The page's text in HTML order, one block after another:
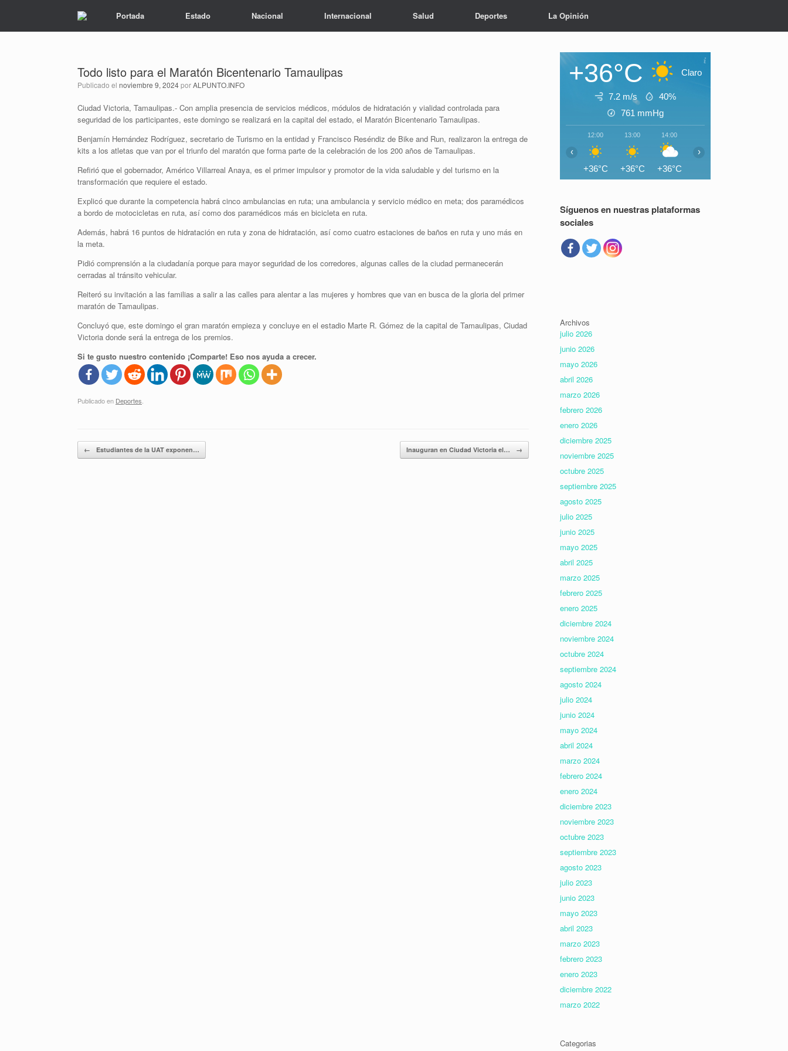
Portada Estado Nacional Internacional Salud Deportes La Opinión
Todo listo para el Maratón Bicentenario Tamaulipas
Publicado el noviembre 9, 2024porALPUNTO.INFO
Ciudad Victoria, Tamaulipas.- Con amplia presencia de servicios médicos, módulos de hidratación y vialidad controlada para
seguridad de los participantes, este domingo se realizará en la capital del estado, el Maratón Bicentenario Tamaulipas.
Benjamín Hernández Rodríguez, secretario de Turismo en la entidad y Francisco Reséndiz de Bike and Run, realizaron la entrega de
kits a los atletas que van por el triunfo del maratón que forma parte de la celebración de los 200 años de Tamaulipas.
Refirió que el gobernador, Américo Villarreal Anaya, es el primer impulsor y promotor de la vida saludable y del turismo en la
transformación que requiere el estado.
Explicó que durante la competencia habrá cinco ambulancias en ruta; una ambulancia y servicio médico en meta; dos paramédicos
a bordo de motocicletas en ruta, así como dos paramédicos más en bicicleta en ruta.
Además, habrá 16 puntos de hidratación en ruta y zona de hidratación, así como cuatro estaciones de baños en ruta y uno más en
la meta.
Pidió comprensión a la ciudadanía porque para mayor seguridad de los corredores, algunas calles de la ciudad permanecerán
cerradas al tránsito vehicular.
Reiteró su invitación a las familias a salir a las calles para alentar a las mujeres y hombres que van en busca de la gloria del primer
maratón de Tamaulipas.
Concluyó que, este domingo el gran maratón empieza y concluye en el estadio Marte R. Gómez de la capital de Tamaulipas, Ciudad
Victoria donde será la entrega de los premios.
Si te gusto nuestro contenido ¡Comparte! Eso nos ayuda a crecer.
Publicado en Deportes
Navegador de artículos
← Estudiantes de la UAT exponen… Inauguran en Ciudad Victoria el… →
+36°C Claro
7.2 m/s
40%
761 mmHg
12:00
+36°C
13:00
+36°C
14:00
+36°C
‹ ›
Síguenos en nuestras plataformas
sociales
Archivos
julio 2026
junio 2026
mayo 2026
abril 2026
marzo 2026
febrero 2026
enero 2026
diciembre 2025
noviembre 2025
octubre 2025
septiembre 2025
agosto 2025
julio 2025
junio 2025
mayo 2025
abril 2025
marzo 2025
febrero 2025
enero 2025
diciembre 2024
noviembre 2024
octubre 2024
septiembre 2024
agosto 2024
julio 2024
junio 2024
mayo 2024
abril 2024
marzo 2024
febrero 2024
enero 2024
diciembre 2023
noviembre 2023
octubre 2023
septiembre 2023
agosto 2023
julio 2023
junio 2023
mayo 2023
abril 2023
marzo 2023
febrero 2023
enero 2023
diciembre 2022
marzo 2022
Categorias